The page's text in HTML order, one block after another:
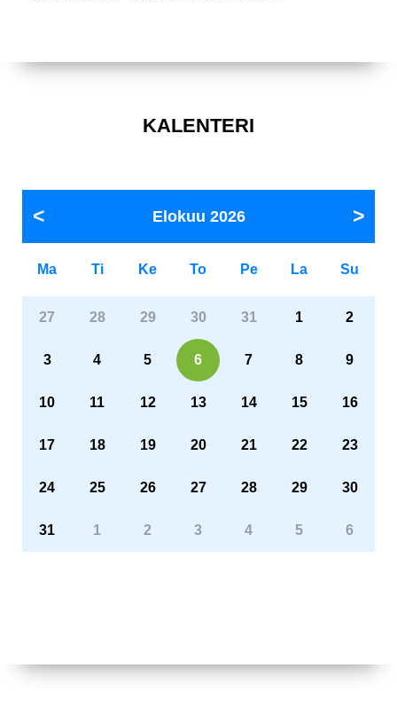
KALENTERI
Elokuu 2026
Ma Ti Ke To Pe La Su
27 28 29 30 31 1 2
3 4 5 6 7 8 9
10 11 12 13 14 15 16
17 18 19 20 21 22 23
24 25 26 27 28 29 30
31 1 2 3 4 5 6